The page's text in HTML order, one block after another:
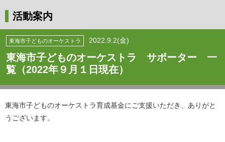
活動案内
東海市子どものオーケストラ 2022.9.2(金)
東海市子どものオーケストラ サポーター 一
覧（2022年９月１日現在）
東海市子どものオーケストラ育成基金にご支援いただき、ありがと
うございます。